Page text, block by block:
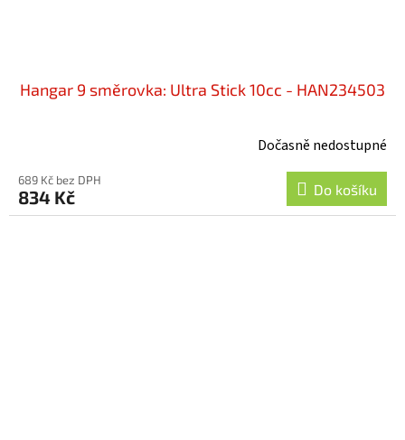
Hangar 9 směrovka: Ultra Stick 10cc - HAN234503
Dočasně nedostupné
689 Kč bez DPH
834 Kč Do košíku